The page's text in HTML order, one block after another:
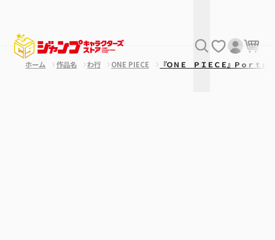
ホーム 作品名 わ行 ONE PIECE 『ＯＮＥ ＰＩＥＣＥ』Ｐｏｒｔ